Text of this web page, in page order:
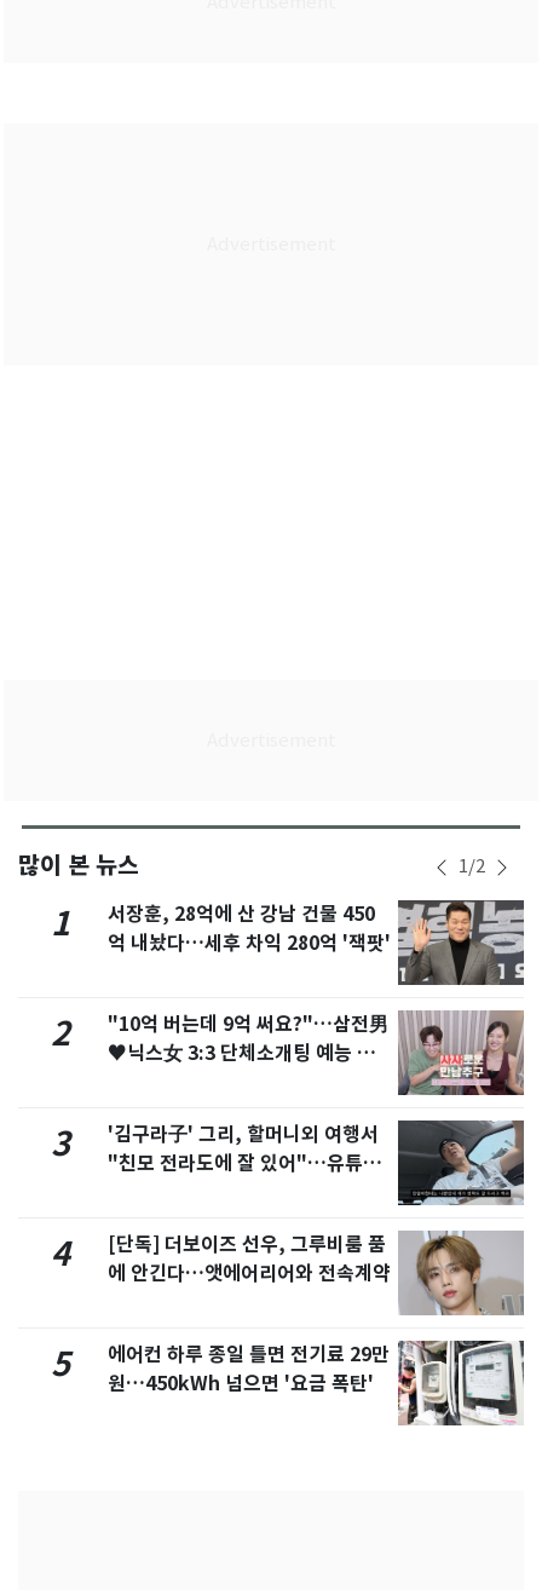
많이 본 뉴스 1/2
1
서장훈, 28억에 산 강남 건물 450
억 내놨다…세후 차익 280억 '잭팟'
2
"10억 버는데 9억 써요?"…삼전男
♥닉스女 3:3 단체소개팅 예능 화
3
'김구라子' 그리, 할머니외 여행서
"친모 전라도에 잘 있어"…유튜브
4
[단독] 더보이즈 선우, 그루비룸 품
에 안긴다…앳에어리어와 전속계약
5
에어컨 하루 종일 틀면 전기료 29만
원…450kWh 넘으면 '요금 폭탄'